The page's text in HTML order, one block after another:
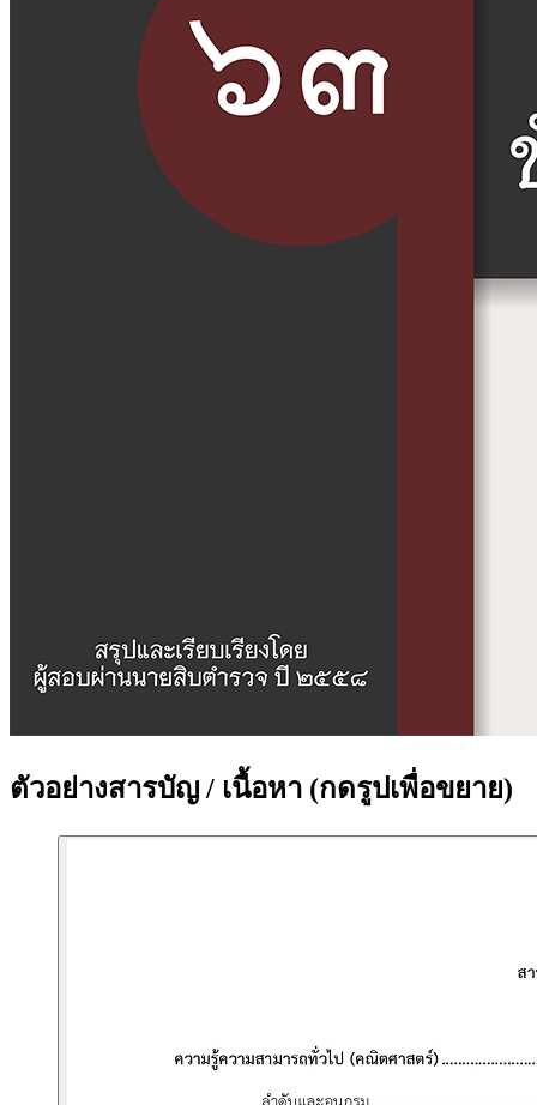
ตัวอย่างสารบัญ / เนื้อหา (กดรูปเพื่อขยาย)